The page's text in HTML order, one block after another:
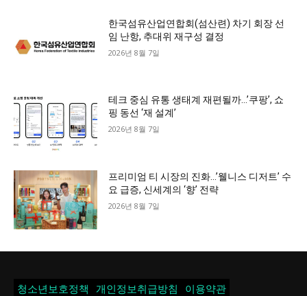
한국섬유산업연합회(섬산련) 차기 회장 선
임 난항, 추대위 재구성 결정
2026년 8월 7일
테크 중심 유통 생태계 재편될까…’쿠팡’, 쇼
핑 동선 ‘재 설계’
2026년 8월 7일
프리미엄 티 시장의 진화…’웰니스 디저트’ 수
요 급증, 신세계의 ‘향’ 전략
2026년 8월 7일
청소년보호정책 개인정보취급방침
이용약관